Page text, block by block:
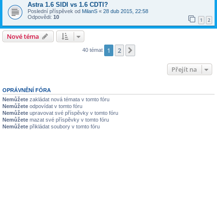
Astra 1.6 SIDI vs 1.6 CDTI?
Poslední příspěvek od MilanS « 28 dub 2015, 22:58
Odpovědi: 10 1 2
Nové téma
40 témat 1 2
Přejít na
OPRÁVNĚNÍ FÓRA
Nemůžete zakládat nová témata v tomto fóru
Nemůžete odpovídat v tomto fóru
Nemůžete upravovat své příspěvky v tomto fóru
Nemůžete mazat své příspěvky v tomto fóru
Nemůžete přikládat soubory v tomto fóru